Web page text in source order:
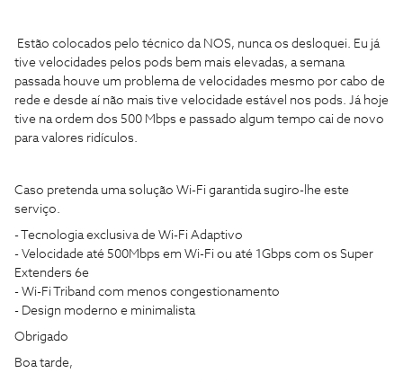
Estão colocados pelo técnico da NOS, nunca os desloquei. Eu já
tive velocidades pelos pods bem mais elevadas, a semana
passada houve um problema de velocidades mesmo por cabo de
rede e desde aí não mais tive velocidade estável nos pods. Já hoje
tive na ordem dos 500 Mbps e passado algum tempo cai de novo
para valores ridículos.
Caso pretenda uma solução Wi-Fi garantida sugiro-lhe este
serviço.
- Tecnologia exclusiva de Wi-Fi Adaptivo
- Velocidade até 500Mbps em Wi-Fi ou até 1Gbps com os Super
Extenders 6e
- Wi-Fi Triband com menos congestionamento
- Design moderno e minimalista
Obrigado
Boa tarde,